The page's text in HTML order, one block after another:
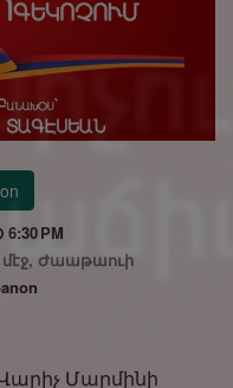
6:30 PM
Ժաաթաուի
Մարմինի